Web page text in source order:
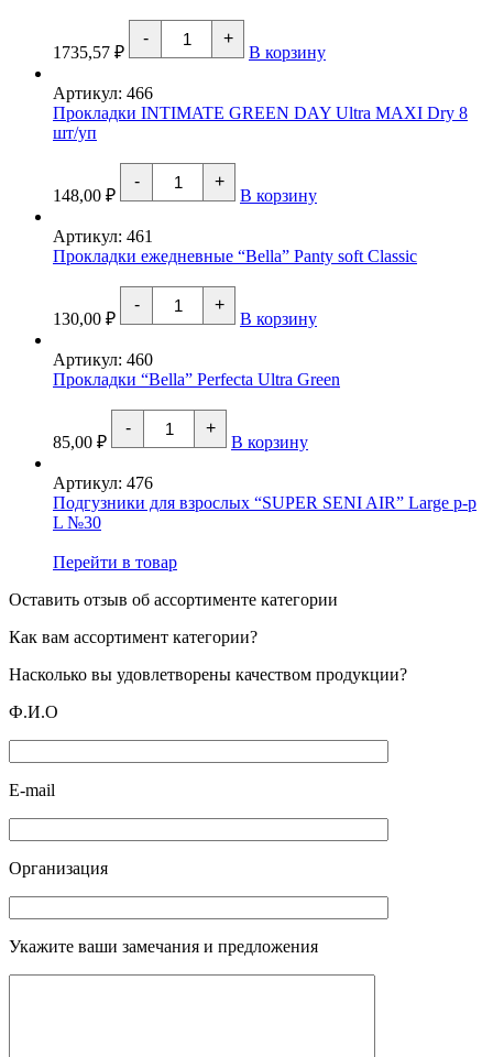
1735,57 ₽
-
Количество
товара
Подгузники
"ABENА"
Premium
Medium
+
В корзину
Артикул: 466
Прокладки INTIMATE GREEN DAY Ultra MAXI Dry 8
шт/уп
148,00 ₽
-
Количество
товара
Прокладки
DAY
MAXI
Dry
8
уп
+
В корзину
Артикул: 461
Прокладки ежедневные “Bella” Panty soft Classic
130,00 ₽
-
Количество
товара
Прокладки
"Bella"
Panty
Classic
+
В корзину
Артикул: 460
Прокладки “Bella” Perfecta Ultra Green
85,00 ₽
-
Количество
товара
Прокладки
Perfecta
Ultra
+
В корзину
Артикул: 476
Подгузники для взрослых “SUPER SENI AIR” Large р-р
L №30
Перейти в товар
Оставить отзыв об ассортименте категории
Как вам ассортимент категории?
Насколько вы удовлетворены качеством продукции?
Ф.И.О
E-mail
Организация
Укажите ваши замечания и предложения